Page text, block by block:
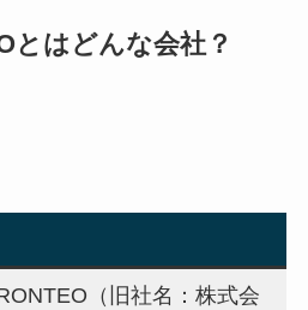
とはどんな会社？
（旧社名：株式会